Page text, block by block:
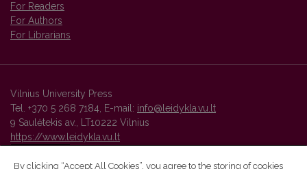
For Readers
For Authors
For Librarians
Vilnius University Press
Tel. +370 5 268 7184, E-mail: info@leidykla.vu.lt
9 Saulėtekis av., LT10222 Vilnius
https://www.leidykla.vu.lt
By clicking “Accept All Cookies”, you agree to the storing of cookies